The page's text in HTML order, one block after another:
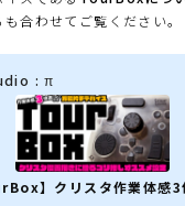
合わせてご覧ください。
: π
】クリスタ作業体感3